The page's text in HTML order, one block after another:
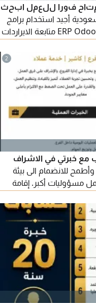
السن 24 سنة متاح فورا للعمل ابحث
أجيد استخدام برامج
الأوفيس خصوصا الأكسيل وأيضا برامج ERP Odoo متابعة الايراردات
كل شهر بها قبض
مع العملاء
2
خبرتي في الاشراف
للانضمام الى بيئة
مسؤوليات أكبر. إقامة